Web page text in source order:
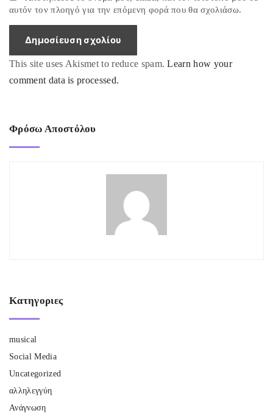
i
l
αυτόν τον πλοηγό για την επόμενη φορά που θα σχολιάσω.
This site uses Akismet to reduce spam.Learn how your
comment data is processed.
Φρόσω Αποστόλου
Κατηγοριες
musical
Social Media
Uncategorized
αλληλεγγύη
Ανάγνωση